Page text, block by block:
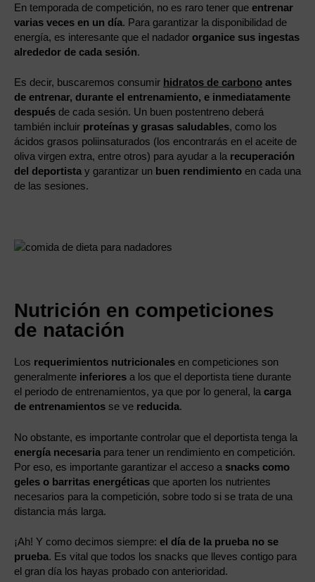
En temporada de competición, no es raro tener que entrenar
varias veces en un día. Para garantizar la disponibilidad de
energía, es interesante que el nadador organice sus ingestas
alrededor de cada sesión.
Es decir, buscaremos consumir hidratos de carbono antes
de entrenar, durante el entrenamiento, e inmediatamente
después de cada sesión. Un buen postentreno deberá
también incluir proteínas y grasas saludables, como los
ácidos grasos poliinsaturados (los encontrarás en el aceite de
oliva virgen extra, entre otros) para ayudar a la recuperación
del deportista y garantizar un buen rendimiento en cada una
de las sesiones.
Nutrición en competiciones
de natación
Los requerimientos nutricionales en competiciones son
generalmente inferiores a los que el deportista tiene durante
el periodo de entrenamientos, ya que por lo general, la carga
de entrenamientos se ve reducida.
No obstante, es importante controlar que el deportista tenga la
energía necesaria para tener un rendimiento en competición.
Por eso, es importante garantizar el acceso a snacks como
geles o barritas energéticas que aporten los nutrientes
necesarios para la competición, sobre todo si se trata de una
distancia más larga.
¡Ah! Y como decimos siempre: el día de la prueba no se
prueba. Es vital que todos los snacks que lleves contigo para
el gran día los hayas probado con anterioridad.